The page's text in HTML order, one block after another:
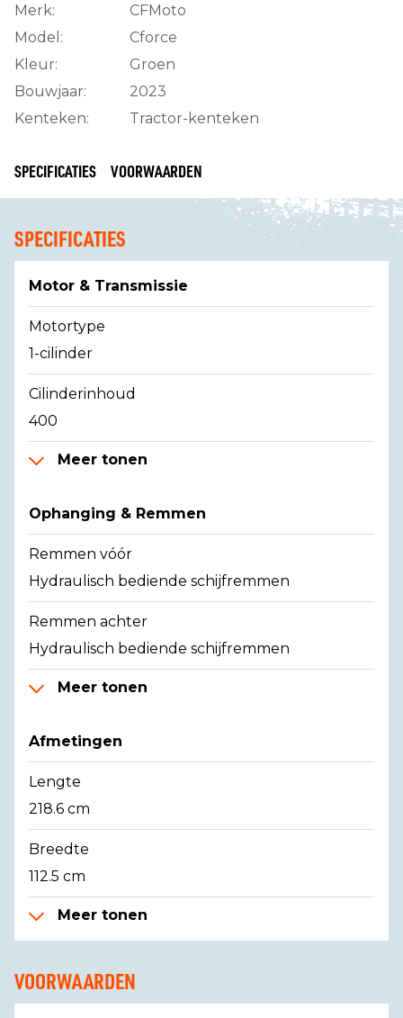
Merk:
CFMoto
Model:
Cforce
Kleur:
Groen
Bouwjaar:
2023
Kenteken:
Tractor-kenteken
SPECIFICATIES VOORWAARDEN
SPECIFICATIES
Motor & Transmissie
Motortype
1-cilinder
Cilinderinhoud
400
Meer tonen
Ophanging & Remmen
Remmen vóór
Hydraulisch bediende schijfremmen
Remmen achter
Hydraulisch bediende schijfremmen
Meer tonen
Afmetingen
Lengte
218.6 cm
Breedte
112.5 cm
Meer tonen
VOORWAARDEN